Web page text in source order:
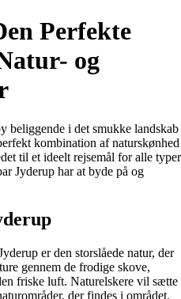
Perfekte
og
beliggende i det smukke landskab
kombination af naturskønhed
til et ideelt rejsemål for alle typer
Jyderup har at byde på og
er den storslåede natur, der
gennem de frodige skove,
friske luft. Naturelskere vil sætte
der findes i området.